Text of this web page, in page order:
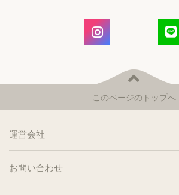
このページのトップへ
運営会社
お問い合わせ